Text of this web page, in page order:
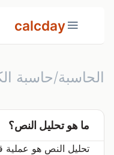
calcday
الحاسبة/حاسبة
ما هو تحليل النص؟
تحليل النص هو عملية